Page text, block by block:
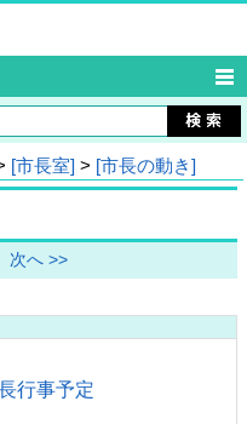
[市長室] > [市長の動き]
次へ >>
行事予定